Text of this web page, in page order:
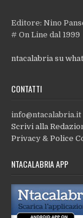
Editore: Nino
# On Line dal 1999
ntacalabria su
CONTATTI
info@ntacalabria.it
Scrivi alla
Privacy & Police
NTACALABRIA APP